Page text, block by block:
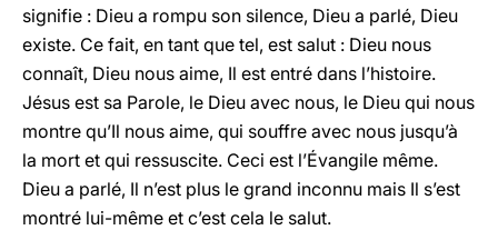
signifie : Dieu a rompu son silence, Dieu a parlé, Dieu
existe. Ce fait, en tant que tel, est salut : Dieu nous
connaît, Dieu nous aime, Il est entré dans l’histoire.
Jésus est sa Parole, le Dieu avec nous, le Dieu qui nous
montre qu’Il nous aime, qui souffre avec nous jusqu’à
la mort et qui ressuscite. Ceci est l’Évangile même.
Dieu a parlé, Il n’est plus le grand inconnu mais Il s’est
montré lui-même et c’est cela le salut.